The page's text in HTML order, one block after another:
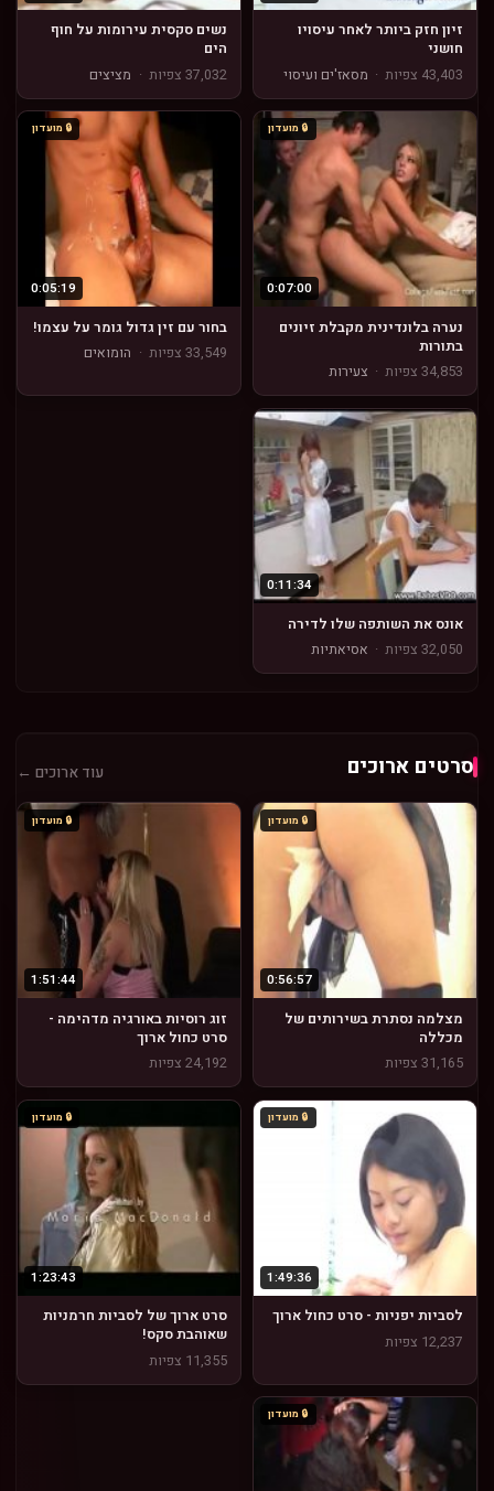
זיון חזק ביותר לאחר עיסויו
חושני
43,403 צפיות
· מסאז'ים ועיסוי
נשים סקסית עירומות על חוף
הים
37,032 צפיות
· מציצים
🔒 מועדון
0:07:00
נערה בלונדינית מקבלת זיונים
בתורות
34,853 צפיות
· צעירות
🔒 מועדון
0:05:19
בחור עם זין גדול גומר על עצמו!
33,549 צפיות
· הומואים
0:11:34
אונס את השותפה שלו לדירה
32,050 צפיות
· אסיאתיות
סרטים ארוכים עוד ארוכים ←
🔒 מועדון
0:56:57
מצלמה נסתרת בשירותים של
מכללה
31,165 צפיות
🔒 מועדון
1:51:44
זוג רוסיות באורגיה מדהימה -
סרט כחול ארוך
24,192 צפיות
🔒 מועדון
1:49:36
לסביות יפניות - סרט כחול ארוך
12,237 צפיות
🔒 מועדון
1:23:43
סרט ארוך של לסביות חרמניות
שאוהבת סקס!
11,355 צפיות
🔒 מועדון